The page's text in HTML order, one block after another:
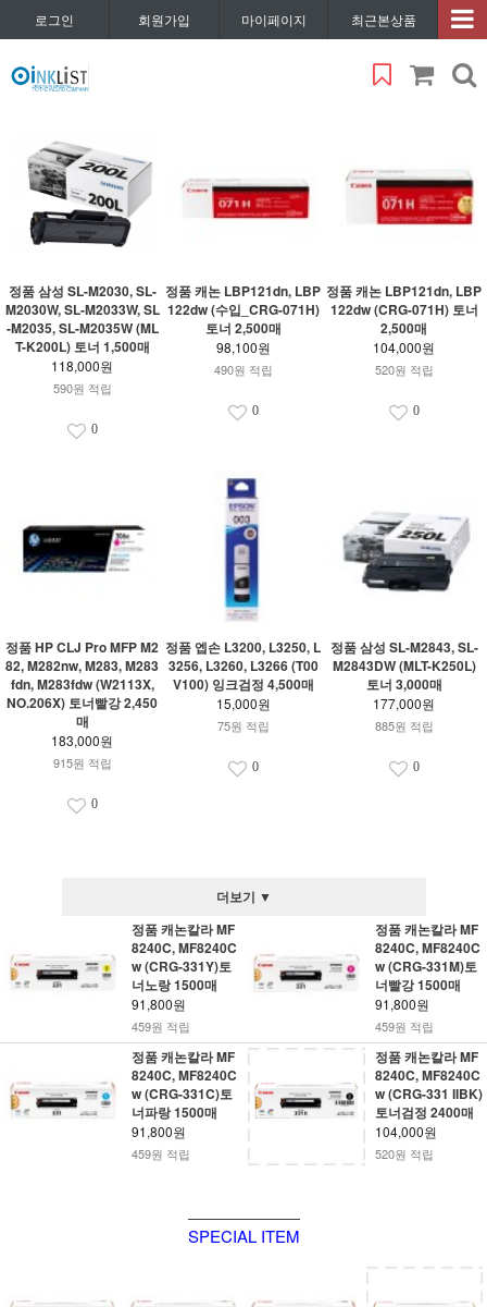
로그인 회원가입 마이페이지 최근본상품
정품 삼성 SL-M2030, SL-
M2030W, SL-M2033W, SL
-M2035, SL-M2035W (ML
T-K200L) 토너 1,500매
118,000원
590원 적립
0
정품 캐논 LBP121dn, LBP
122dw (수입_CRG-071H)
토너 2,500매
98,100원
490원 적립
0
정품 캐논 LBP121dn, LBP
122dw (CRG-071H) 토너
2,500매
104,000원
520원 적립
0
정품 HP CLJ Pro MFP M2
82, M282nw, M283, M283
fdn, M283fdw (W2113X,
NO.206X) 토너빨강 2,450
매
183,000원
915원 적립
0
정품 엡손 L3200, L3250, L
3256, L3260, L3266 (T00
V100) 잉크검정 4,500매
15,000원
75원 적립
0
정품 삼성 SL-M2843, SL-
M2843DW (MLT-K250L)
토너 3,000매
177,000원
885원 적립
0
더보기 ▼
정품 캐논칼라 MF
8240C, MF8240C
w (CRG-331Y)토
너노랑 1500매
91,800원
459원 적립
정품 캐논칼라 MF
8240C, MF8240C
w (CRG-331M)토
너빨강 1500매
91,800원
459원 적립
정품 캐논칼라 MF
8240C, MF8240C
w (CRG-331C)토
너파랑 1500매
91,800원
459원 적립
정품 캐논칼라 MF
8240C, MF8240C
w (CRG-331 IIBK)
토너검정 2400매
104,000원
520원 적립
SPECIAL ITEM